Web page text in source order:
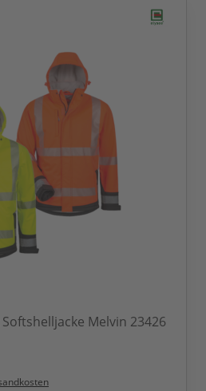
Melvin 23426